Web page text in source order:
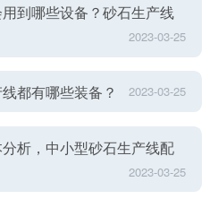
到哪些设备？砂石生产线
2023-03-25
都有哪些装备？ 2023-03-25
析，中小型砂石生产线配
2023-03-25